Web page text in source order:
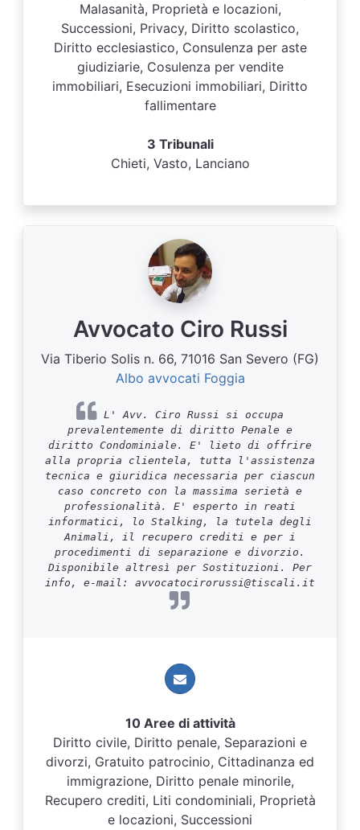
Malasanità, Proprietà e locazioni,
Successioni, Privacy, Diritto scolastico,
Diritto ecclesiastico, Consulenza per aste
giudiziarie, Cosulenza per vendite
immobiliari, Esecuzioni immobiliari, Diritto
fallimentare
3 Tribunali
Chieti, Vasto, Lanciano
Avvocato Ciro Russi
Via Tiberio Solis n. 66, 71016 San Severo (FG)
Albo avvocati Foggia
L' Avv. Ciro Russi si occupa
prevalentemente di diritto Penale e
diritto Condominiale. E' lieto di offrire
alla propria clientela, tutta l'assistenza
tecnica e giuridica necessaria per ciascun
caso concreto con la massima serietà e
professionalità. E' esperto in reati
informatici, lo Stalking, la tutela degli
Animali, il recupero crediti e per i
procedimenti di separazione e divorzio.
Disponibile altresì per Sostituzioni. Per
info, e-mail: avvocatocirorussi@tiscali.it
10 Aree di attività
Diritto civile, Diritto penale, Separazioni e
divorzi, Gratuito patrocinio, Cittadinanza ed
immigrazione, Diritto penale minorile,
Recupero crediti, Liti condominiali, Proprietà
e locazioni, Successioni